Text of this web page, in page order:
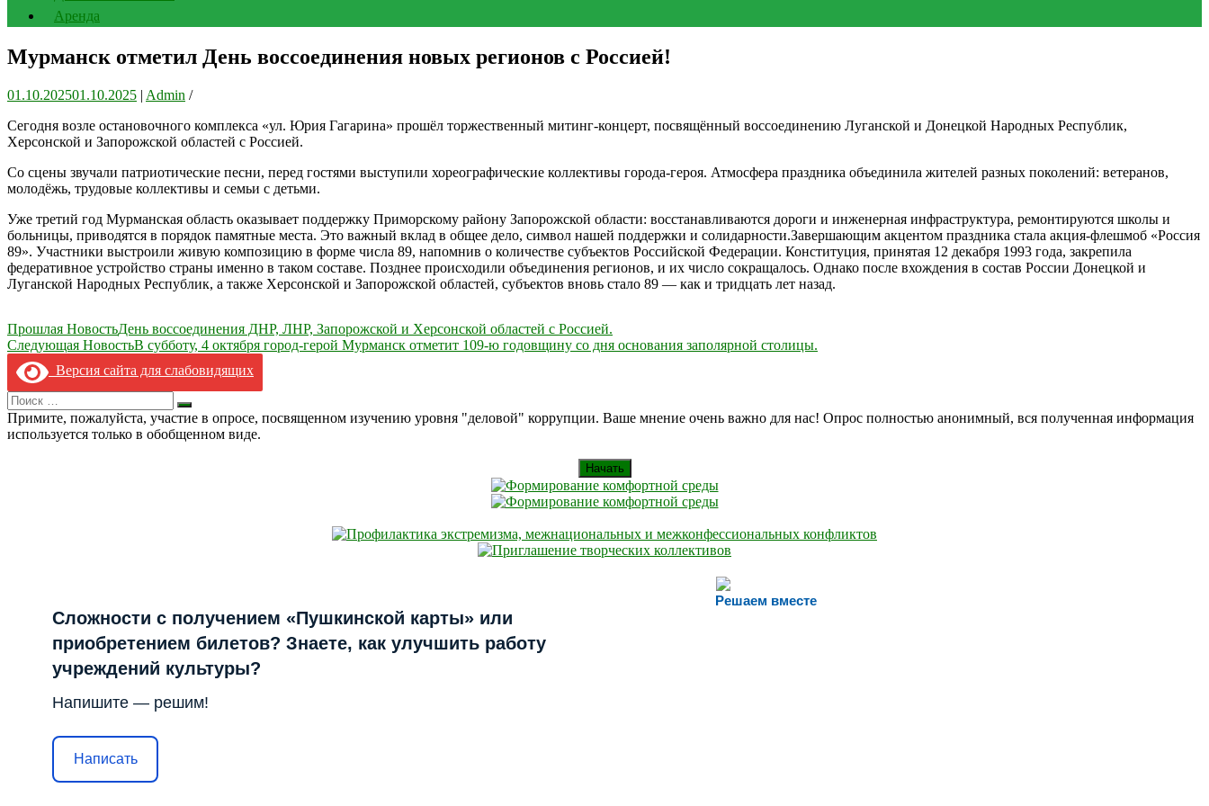
Аренда
Мурманск отметил День воссоединения новых регионов с Россией!
01.10.202501.10.2025 | Admin /
Сегодня возле остановочного комплекса «ул. Юрия Гагарина» прошёл торжественный митинг-концерт, посвящённый воссоединению Луганской и Донецкой Народных Республик,
Херсонской и Запорожской областей с Россией.
Со сцены звучали патриотические песни, перед гостями выступили хореографические коллективы города-героя. Атмосфера праздника объединила жителей разных поколений: ветеранов,
молодёжь, трудовые коллективы и семьи с детьми.
Уже третий год Мурманская область оказывает поддержку Приморскому району Запорожской области: восстанавливаются дороги и инженерная инфраструктура, ремонтируются школы и
больницы, приводятся в порядок памятные места. Это важный вклад в общее дело, символ нашей поддержки и солидарности.Завершающим акцентом праздника стала акция-флешмоб «Россия
89». Участники выстроили живую композицию в форме числа 89, напомнив о количестве субъектов Российской Федерации. Конституция, принятая 12 декабря 1993 года, закрепила
федеративное устройство страны именно в таком составе. Позднее происходили объединения регионов, и их число сокращалось. Однако после вхождения в состав России Донецкой и
Луганской Народных Республик, а также Херсонской и Запорожской областей, субъектов вновь стало 89 — как и тридцать лет назад.
Навигация
по
записям
Прошлая НовостьДень воссоединения ДНР, ЛНР, Запорожской и Херсонской областей с Россией.
Следующая НовостьВ субботу, 4 октября город-герой Мурманск отметит 109-ю годовщину со дня основания заполярной столицы.
Версия сайта для слабовидящих
Search
for:
Искать
Примите, пожалуйста, участие в опросе, посвященном изучению уровня "деловой" коррупции. Ваше мнение очень важно для нас! Опрос полностью анонимный, вся полученная информация
используется только в обобщенном виде.
Начать
Решаем вместе
Сложности с получением «Пушкинской карты» или
приобретением билетов? Знаете, как улучшить работу
учреждений культуры?
Напишите — решим!
Написать